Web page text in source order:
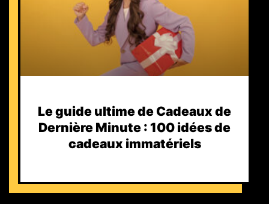
Le guide ultime de Cadeaux de
Dernière Minute : 100 idées de
cadeaux immatériels